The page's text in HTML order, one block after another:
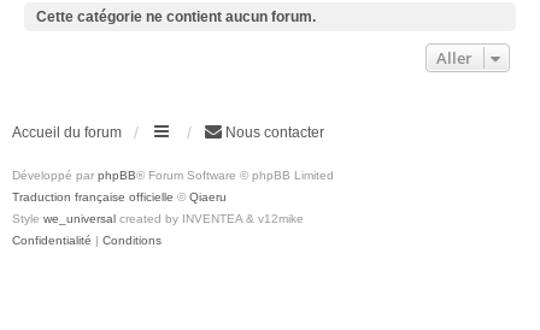
Cette catégorie ne contient aucun forum.
Aller
Accueil du forum Nous contacter
Développé par phpBB® Forum Software © phpBB Limited
Traduction française officielle © Qiaeru
Style we_universal created by INVENTEA & v12mike
Confidentialité | Conditions